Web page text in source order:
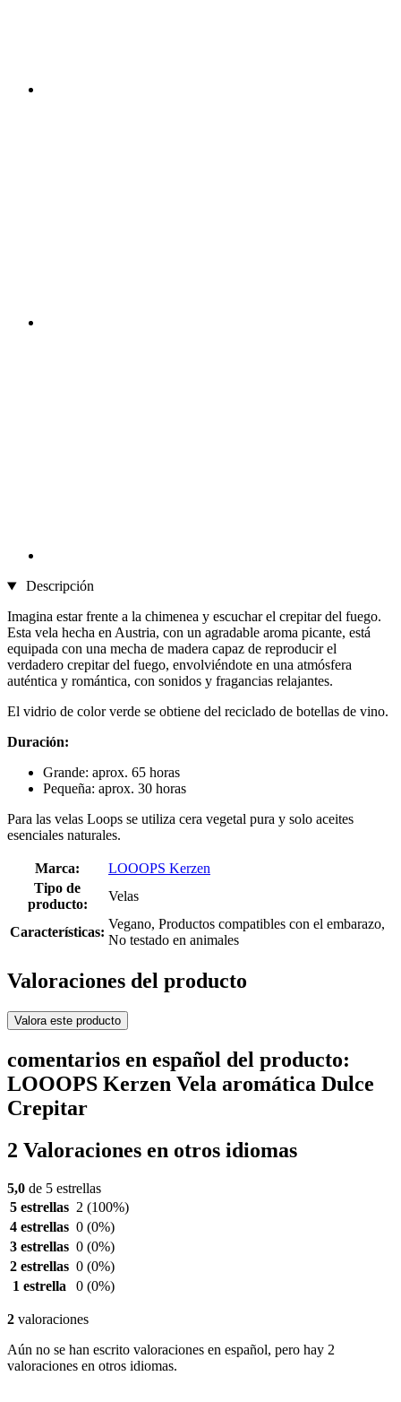
Descripción
Imagina estar frente a la chimenea y escuchar el crepitar del fuego.
Esta vela hecha en Austria, con un agradable aroma picante, está
equipada con una mecha de madera capaz de reproducir el
verdadero crepitar del fuego, envolviéndote en una atmósfera
auténtica y romántica, con sonidos y fragancias relajantes.
El vidrio de color verde se obtiene del reciclado de botellas de vino.
Duración:
Grande: aprox. 65 horas
Pequeña: aprox. 30 horas
Para las velas Loops se utiliza cera vegetal pura y solo aceites
esenciales naturales.
Marca:
LOOOPS Kerzen
Tipo de
producto:
Velas
Características:
Vegano, Productos compatibles con el embarazo,
No testado en animales
Valoraciones del producto
Valora este producto
comentarios en español del producto:
LOOOPS Kerzen Vela aromática Dulce
Crepitar
2 Valoraciones en otros idiomas
5,0 de 5 estrellas
5 estrellas 2 (100%)
4 estrellas 0 (0%)
3 estrellas 0 (0%)
2 estrellas 0 (0%)
1 estrella
0 (0%)
2 valoraciones
Aún no se han escrito valoraciones en español, pero hay 2
valoraciones en otros idiomas.